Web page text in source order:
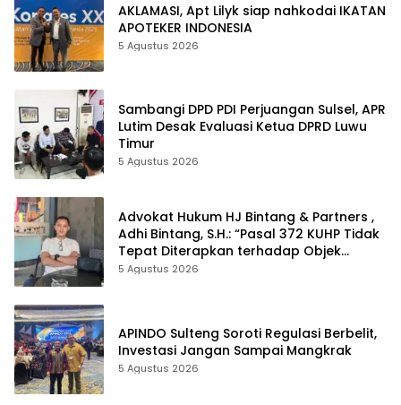
AKLAMASI, ​Apt Lilyk siap nahkodai IKATAN
APOTEKER INDONESIA
5 Agustus 2026
Sambangi DPD PDI Perjuangan Sulsel, APR
Lutim Desak Evaluasi Ketua DPRD Luwu
Timur
5 Agustus 2026
Advokat Hukum HJ Bintang & Partners ,
Adhi Bintang, S.H.: “Pasal 372 KUHP Tidak
Tepat Diterapkan terhadap Objek
Tanah”
5 Agustus 2026
APINDO Sulteng Soroti Regulasi Berbelit,
Investasi Jangan Sampai Mangkrak
5 Agustus 2026